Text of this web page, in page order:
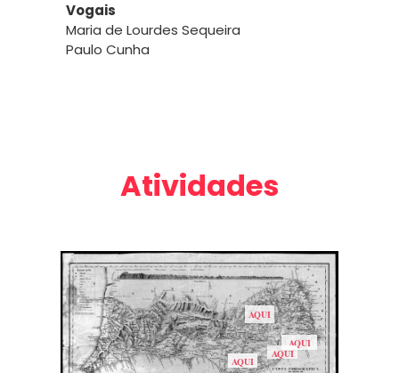
Vogais
Maria de Lourdes Sequeira
Paulo Cunha
Atividades
AQUI
AQUI
AQUI
AQUI